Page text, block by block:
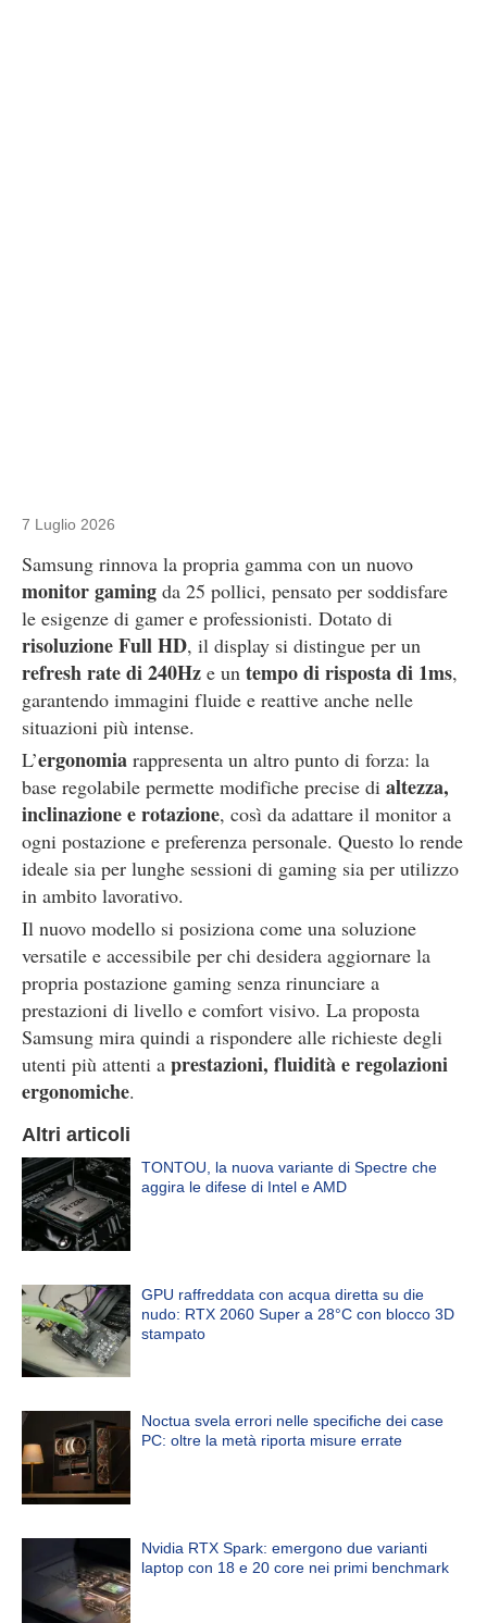
7 Luglio 2026
Samsung rinnova la propria gamma con un nuovo
monitor gaming da 25 pollici, pensato per soddisfare
le esigenze di gamer e professionisti. Dotato di
risoluzione Full HD, il display si distingue per un
refresh rate di 240Hz e un tempo di risposta di 1ms,
garantendo immagini fluide e reattive anche nelle
situazioni più intense.
L’ergonomia rappresenta un altro punto di forza: la
base regolabile permette modifiche precise di altezza,
inclinazione e rotazione, così da adattare il monitor a
ogni postazione e preferenza personale. Questo lo rende
ideale sia per lunghe sessioni di gaming sia per utilizzo
in ambito lavorativo.
Il nuovo modello si posiziona come una soluzione
versatile e accessibile per chi desidera aggiornare la
propria postazione gaming senza rinunciare a
prestazioni di livello e comfort visivo. La proposta
Samsung mira quindi a rispondere alle richieste degli
utenti più attenti a prestazioni, fluidità e regolazioni
ergonomiche.
Altri articoli
TONTOU, la nuova variante di Spectre che
aggira le difese di Intel e AMD
GPU raffreddata con acqua diretta su die
nudo: RTX 2060 Super a 28°C con blocco 3D
stampato
Noctua svela errori nelle specifiche dei case
PC: oltre la metà riporta misure errate
Nvidia RTX Spark: emergono due varianti
laptop con 18 e 20 core nei primi benchmark